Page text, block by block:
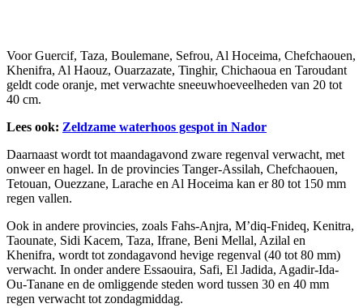
Voor Guercif, Taza, Boulemane, Sefrou, Al Hoceima, Chefchaouen,
Khenifra, Al Haouz, Ouarzazate, Tinghir, Chichaoua en Taroudant
geldt code oranje, met verwachte sneeuwhoeveelheden van 20 tot
40 cm.
Lees ook: Zeldzame waterhoos gespot in Nador
Daarnaast wordt tot maandagavond zware regenval verwacht, met
onweer en hagel. In de provincies Tanger-Assilah, Chefchaouen,
Tetouan, Ouezzane, Larache en Al Hoceima kan er 80 tot 150 mm
regen vallen.
Ook in andere provincies, zoals Fahs-Anjra, M’diq-Fnideq, Kenitra,
Taounate, Sidi Kacem, Taza, Ifrane, Beni Mellal, Azilal en
Khenifra, wordt tot zondagavond hevige regenval (40 tot 80 mm)
verwacht. In onder andere Essaouira, Safi, El Jadida, Agadir-Ida-
Ou-Tanane en de omliggende steden word tussen 30 en 40 mm
regen verwacht tot zondagmiddag.